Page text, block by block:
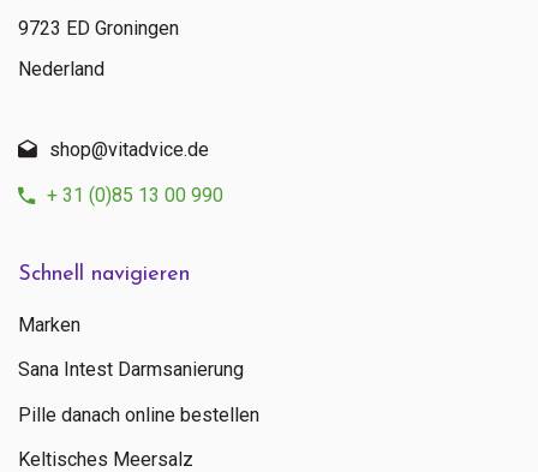
Schnell navigieren
Marken
Sana Intest Darmsanierung
Pille danach online bestellen
Keltisches Meersalz
9723 ED Groningen
Nederland
shop@vitadvice.de
+ 31 (0)85 13 00 990